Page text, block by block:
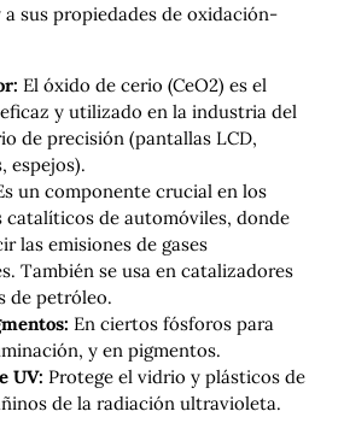
a sus propiedades de oxidación-
El óxido de cerio (CeO2​) es el
y utilizado en la industria del
de precisión (pantallas LCD,
espejos).
un componente crucial en los
de automóviles, donde
las emisiones de gases
También se usa en catalizadores
de petróleo.
En ciertos fósforos para
y en pigmentos.
UV: Protege el vidrio y plásticos de
de la radiación ultravioleta.